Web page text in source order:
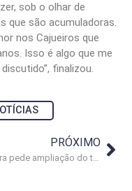
sob o olhar de
que são acumuladoras.
nos Cajueiros que
Isso é algo que me
finalizou.
PRÓXIMO
Câmara pede ampliação do tratamento oncológico em Macaé